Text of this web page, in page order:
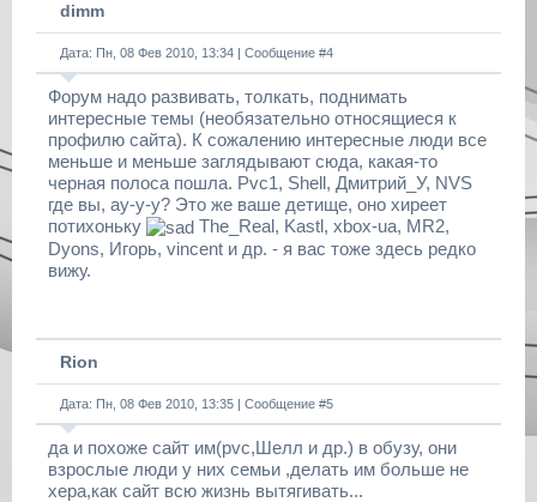
dimm
Дата: Пн, 08 Фев 2010, 13:34 | Сообщение #4
Форум надо развивать, толкать, поднимать
интересные темы (необязательно относящиеся к
профилю сайта). К сожалению интересные люди все
меньше и меньше заглядывают сюда, какая-то
черная полоса пошла. Pvc1, Shell, Дмитрий_У, NVS
где вы, ау-у-у? Это же ваше детище, оно хиреет
потихоньку
The_Real, Kastl, xbox-ua, MR2,
Dyons, Игорь, vincent и др. - я вас тоже здесь редко
вижу.
Rion
Дата: Пн, 08 Фев 2010, 13:35 | Сообщение #5
да и похоже сайт им(pvc,Шелл и др.) в обузу, они
взрослые люди у них семьи ,делать им больше не
хера,как сайт всю жизнь вытягивать...